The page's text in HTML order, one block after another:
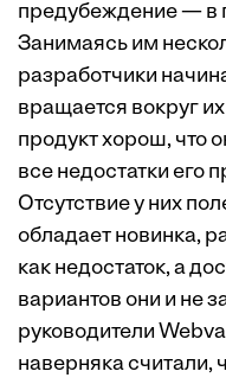
предубеждение — в
Занимаясь им
разработчики
вращается вокруг
продукт хорош, что
все недостатки его
Отсутствие у них
обладает новинка,
как недостаток, а
вариантов они и не
руководители
наверняка считали,